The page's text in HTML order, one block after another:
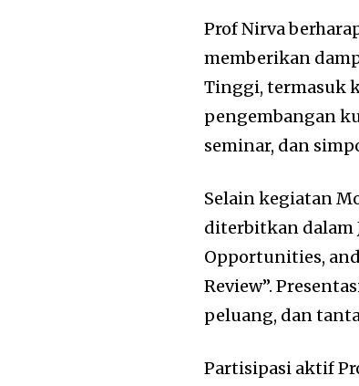
Prof Nirva
memberikan
Tinggi, termasuk
pengembangan
seminar, dan
Selain kegiatan
diterbitkan dalam
Opportunities,
Review”.
peluang, dan
Partisipasi aktif